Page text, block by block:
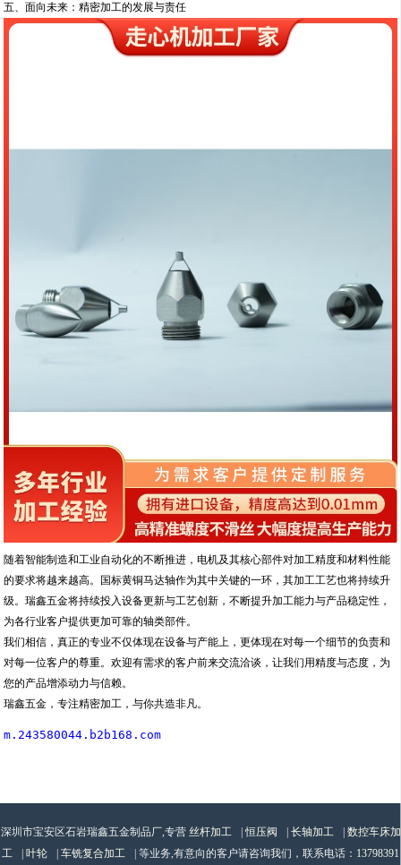
五、面向未来：精密加工的发展与责任
随着智能制造和工业自动化的不断推进，电机及其核心部件对加工精度和材料性能
的要求将越来越高。国标黄铜马达轴作为其中关键的一环，其加工工艺也将持续升
级。瑞鑫五金将持续投入设备更新与工艺创新，不断提升加工能力与产品稳定性，
为各行业客户提供更加可靠的轴类部件。
我们相信，真正的专业不仅体现在设备与产能上，更体现在对每一个细节的负责和
对每一位客户的尊重。欢迎有需求的客户前来交流洽谈，让我们用精度与态度，为
您的产品增添动力与信赖。
瑞鑫五金，专注精密加工，与你共造非凡。
m.243580044.b2b168.com
深圳市宝安区石岩瑞鑫五金制品厂,专营 丝杆加工 |恒压阀 | 长轴加工 | 数控车床加
工
| 叶轮 | 车铣复合加工 | 等业务,有意向的客户请咨询我们，联系电话： 13798391